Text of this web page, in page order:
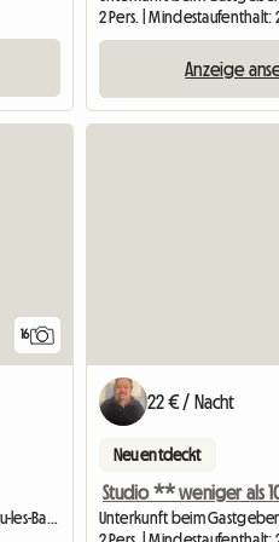
2 Pers. | Mindestaufenthalt:
Anzeige
16
Unterkunft beim Gastgeber | Lamalou-les-Bains (34240) | 67 M2
22 € / Nacht
Neu entdeckt